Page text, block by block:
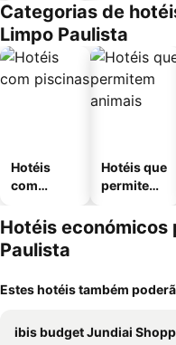
Categorias de
Limpo Paulista
Hotéis
com
Hotéis que
permitem
Hotéis económicos
Paulista
Estes hotéis também
ibis budget Jundiai